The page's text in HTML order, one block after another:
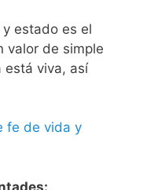
estado es el
valor de simple
está viva, así
fe de vida y